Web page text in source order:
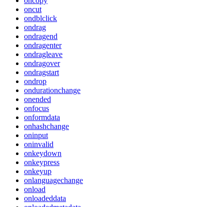
oncut
ondblclick
ondrag
ondragend
ondragenter
ondragleave
ondragover
ondragstart
ondrop
ondurationchange
onended
onfocus
onformdata
onhashchange
oninput
oninvalid
onkeydown
onkeypress
onkeyup
onlanguagechange
onload
onloadeddata